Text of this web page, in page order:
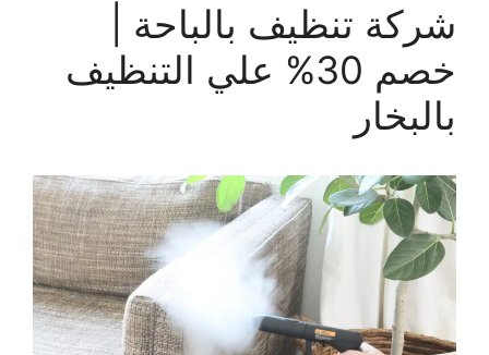
شركة تنظيف بالباحة |
خصم 30% علي التنظيف
بالبخار